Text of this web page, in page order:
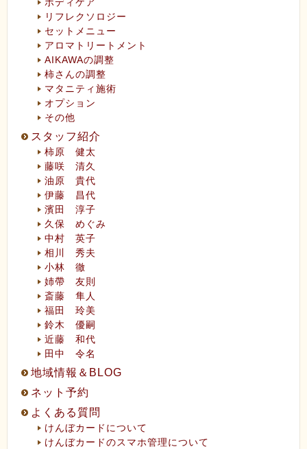
リフレクソロジー
セットメニュー
アロマトリートメント
AIKAWAの調整
柿さんの調整
マタニティ施術
オプション
その他
スタッフ紹介
柿原 健太
藤咲 清久
油原 貴代
伊藤 昌代
濱田 淳子
久保 めぐみ
中村 英子
相川 秀夫
小林 徹
姉帶 友則
斎藤 隼人
福田 玲美
鈴木 優嗣
近藤 和代
田中 令名
地域情報＆BLOG
ネット予約
よくある質問
けんぼカードについて
けんぼカードのスマホ管理について